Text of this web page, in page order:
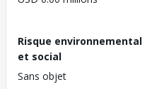
Risque environnemental
et social
Sans objet